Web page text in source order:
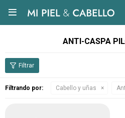

ANTI-CASPA
Filtrando por: Cabello y uñas